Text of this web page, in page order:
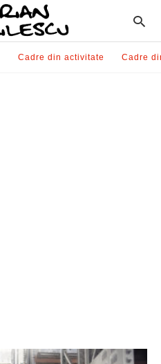
Cadre din activitate Cadre